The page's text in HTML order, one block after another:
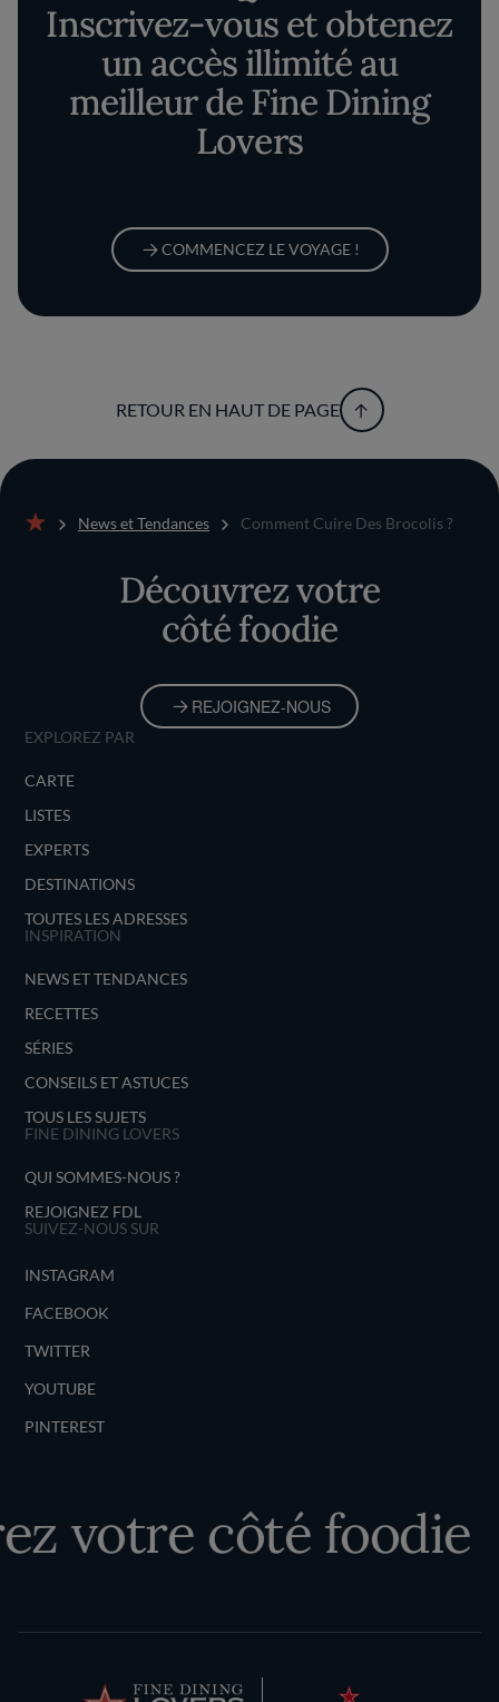
Inscrivez-vous et obtenez
un accès illimité au
meilleur de Fine Dining
Lovers
COMMENCEZ LE VOYAGE !
RETOUR EN HAUT DE PAGE
News et Tendances Comment Cuire Des Brocolis ?
Découvrez votre
côté foodie
REJOIGNEZ-NOUS
EXPLOREZ PAR
CARTE
LISTES
EXPERTS
DESTINATIONS
TOUTES LES ADRESSES
INSPIRATION
NEWS ET TENDANCES
RECETTES
SÉRIES
CONSEILS ET ASTUCES
TOUS LES SUJETS
FINE DINING LOVERS
QUI SOMMES-NOUS ?
REJOIGNEZ FDL
SUIVEZ-NOUS SUR
INSTAGRAM
FACEBOOK
TWITTER
YOUTUBE
PINTEREST
votre côté foodie